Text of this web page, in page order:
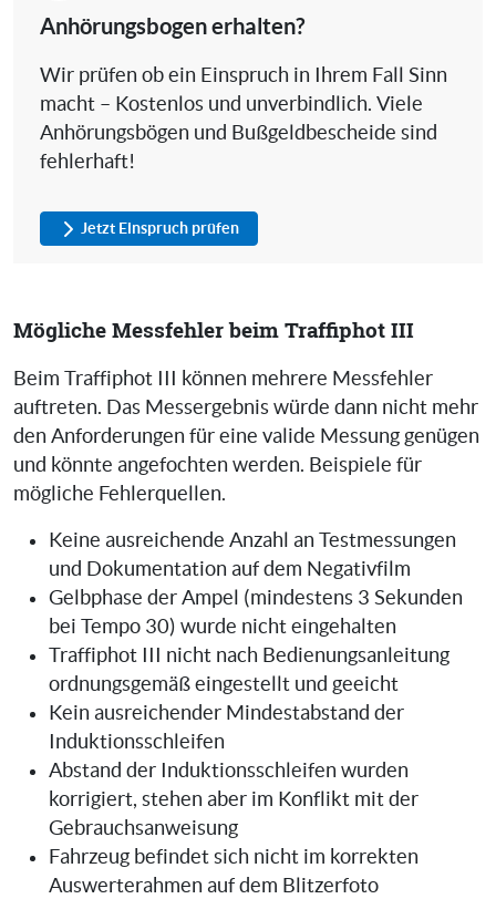
Anhörungsbogen erhalten?
Wir prüfen ob ein Einspruch in Ihrem Fall Sinn
macht – Kostenlos und unverbindlich. Viele
Anhörungsbögen und Bußgeldbescheide sind
fehlerhaft!
Jetzt Einspruch prüfen
Mögliche Messfehler beim Traffiphot III
Beim Traffiphot III können mehrere Messfehler
auftreten. Das Messergebnis würde dann nicht mehr
den Anforderungen für eine valide Messung genügen
und könnte angefochten werden. Beispiele für
mögliche Fehlerquellen.
Keine ausreichende Anzahl an Testmessungen
und Dokumentation auf dem Negativfilm
Gelbphase der Ampel (mindestens 3 Sekunden
bei Tempo 30) wurde nicht eingehalten
Traffiphot III nicht nach Bedienungsanleitung
ordnungsgemäß eingestellt und geeicht
Kein ausreichender Mindestabstand der
Induktionsschleifen
Abstand der Induktionsschleifen wurden
korrigiert, stehen aber im Konflikt mit der
Gebrauchsanweisung
Fahrzeug befindet sich nicht im korrekten
Auswerterahmen auf dem Blitzerfoto